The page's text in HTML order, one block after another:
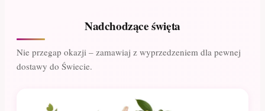
Nadchodzące święta
Nie przegap okazji – zamawiaj z wyprzedzeniem dla pewnej
dostawy do Świecie.